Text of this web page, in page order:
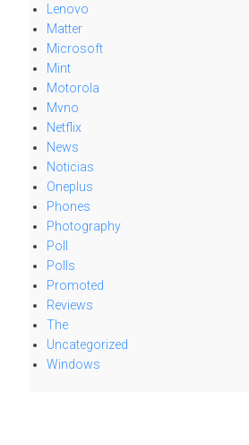
Lenovo
Matter
Microsoft
Mint
Motorola
Mvno
Netflix
News
Noticias
Oneplus
Phones
Photography
Poll
Polls
Promoted
Reviews
The
Uncategorized
Windows